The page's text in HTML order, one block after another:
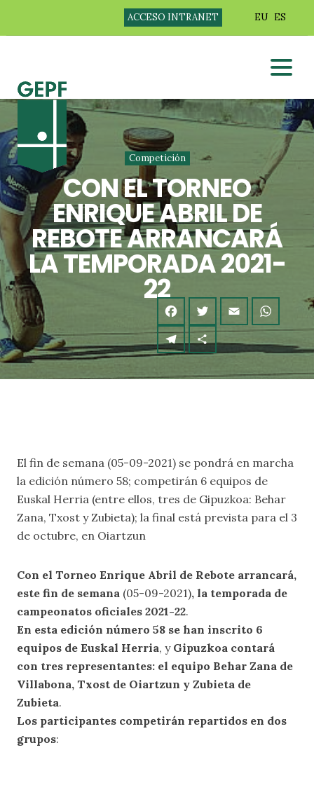
ACCESO INTRANET EU ES
Competición
CON EL TORNEO
ENRIQUE ABRIL DE
REBOTE ARRANCARÁ
LA TEMPORADA 2021-
22
El fin de semana (05-09-2021) se pondrá en marcha
la edición número 58; competirán 6 equipos de
Euskal Herria (entre ellos, tres de Gipuzkoa: Behar
Zana, Txost y Zubieta); la final está prevista para el 3
de octubre, en Oiartzun
Con el Torneo Enrique Abril de Rebote arrancará,
este fin de semana (05-09-2021), la temporada de
campeonatos oficiales 2021-22.
En esta edición número 58 se han inscrito 6
equipos de Euskal Herria, y Gipuzkoa contará
con tres representantes: el equipo Behar Zana de
Villabona, Txost de Oiartzun y Zubieta de
Zubieta.
Los participantes competirán repartidos en dos
grupos: